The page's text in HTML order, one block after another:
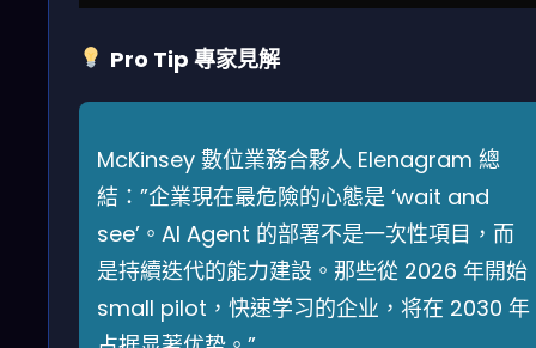
Pro Tip 專家見解
McKinsey 數位業務合夥人 Elenagram 總
結：”企業現在最危險的心態是 ‘wait and
see’。AI Agent 的部署不是一次性項目，而
是持續迭代的能力建設。那些從 2026 年開始
small pilot，快速学习的企业，将在 2030 年